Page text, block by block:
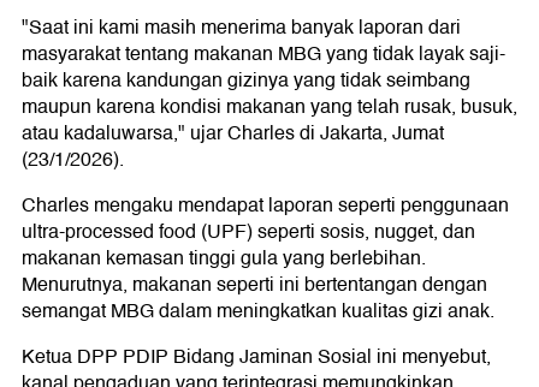
"Saat ini kami masih menerima banyak laporan dari
masyarakat tentang makanan MBG yang tidak layak saji-
baik karena kandungan gizinya yang tidak seimbang
maupun karena kondisi makanan yang telah rusak, busuk,
atau kadaluwarsa," ujar Charles di Jakarta, Jumat
(23/1/2026).
Charles mengaku mendapat laporan seperti penggunaan
ultra-processed food (UPF) seperti sosis, nugget, dan
makanan kemasan tinggi gula yang berlebihan.
Menurutnya, makanan seperti ini bertentangan dengan
semangat MBG dalam meningkatkan kualitas gizi anak.
Ketua DPP PDIP Bidang Jaminan Sosial ini menyebut,